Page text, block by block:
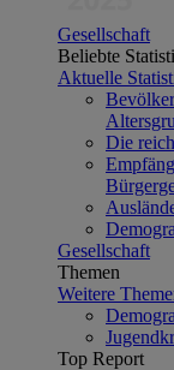
Gesellschaft
Beliebte
Aktuelle
Die
Gesellschaft
Themen
Weitere
Top Report